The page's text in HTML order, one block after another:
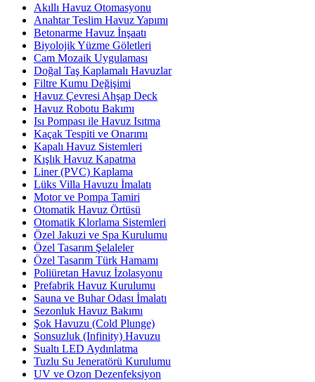
Akıllı Havuz Otomasyonu
Anahtar Teslim Havuz Yapımı
Betonarme Havuz İnşaatı
Biyolojik Yüzme Göletleri
Cam Mozaik Uygulaması
Doğal Taş Kaplamalı Havuzlar
Filtre Kumu Değişimi
Havuz Çevresi Ahşap Deck
Havuz Robotu Bakımı
Isı Pompası ile Havuz Isıtma
Kaçak Tespiti ve Onarımı
Kapalı Havuz Sistemleri
Kışlık Havuz Kapatma
Liner (PVC) Kaplama
Lüks Villa Havuzu İmalatı
Motor ve Pompa Tamiri
Otomatik Havuz Örtüsü
Otomatik Klorlama Sistemleri
Özel Jakuzi ve Spa Kurulumu
Özel Tasarım Şelaleler
Özel Tasarım Türk Hamamı
Poliüretan Havuz İzolasyonu
Prefabrik Havuz Kurulumu
Sauna ve Buhar Odası İmalatı
Sezonluk Havuz Bakımı
Şok Havuzu (Cold Plunge)
Sonsuzluk (Infinity) Havuzu
Sualtı LED Aydınlatma
Tuzlu Su Jeneratörü Kurulumu
UV ve Ozon Dezenfeksiyon